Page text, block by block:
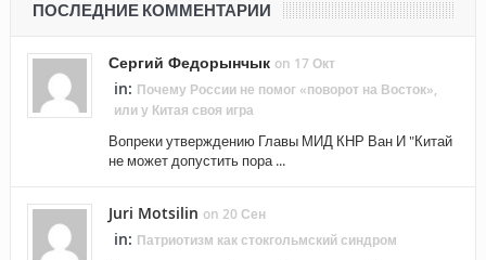
ПОСЛЕДНИЕ КОММЕНТАРИИ
Сергий Федорынчык on 17 Окт
in: Почему России не помог «поворот на Восток»,
или у Китая своя игра
Вопреки утверждению Главы МИД КНР Ван И "Китай
не может допустить пора ...
Juri Motsilin on 20 Сен
in: Патриотизм как стокгольмский синдром